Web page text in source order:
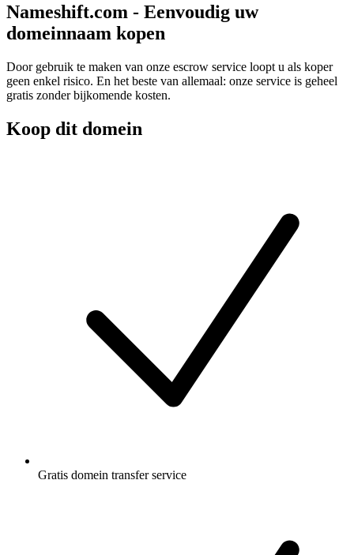
Nameshift.com - Eenvoudig uw
domeinnaam kopen
Door gebruik te maken van onze escrow service loopt u als koper
geen enkel risico. En het beste van allemaal: onze service is geheel
gratis zonder bijkomende kosten.
Koop dit domein
Gratis domein transfer service